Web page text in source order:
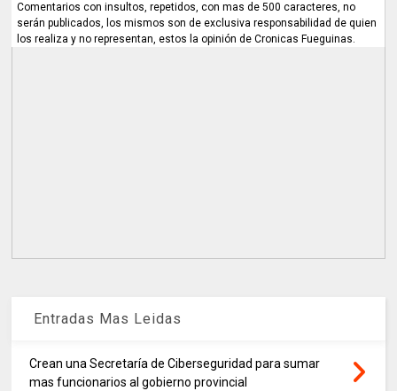
Comentarios con insultos, repetidos, con mas de 500 caracteres, no
serán publicados, los mismos son de exclusiva responsabilidad de quien
los realiza y no representan, estos la opinión de Cronicas Fueguinas.
Entradas Mas Leidas
Crean una Secretaría de Ciberseguridad para sumar
mas funcionarios al gobierno provincial